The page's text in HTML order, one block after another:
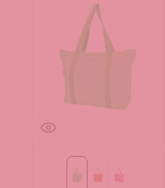
grünorangepink